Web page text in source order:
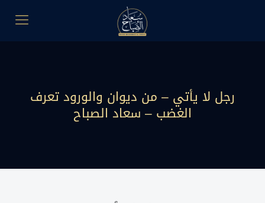
رجل لا يأتي – من ديوان والورود تعرف
الغضب – سعاد الصباح